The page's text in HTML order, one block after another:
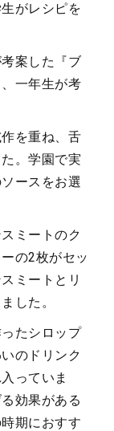
がレシピを
案した『ブ
一年生が考
を重ね、舌
。学園で実
ースをお選
ミートのク
の2枚がセッ
ミートとリ
した。
たシロップ
のドリンク
っていま
効果がある
期におすす